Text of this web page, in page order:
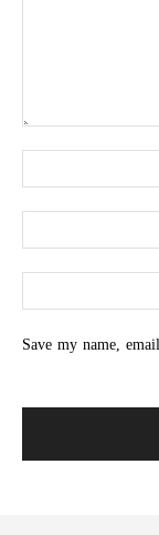
Save my name,